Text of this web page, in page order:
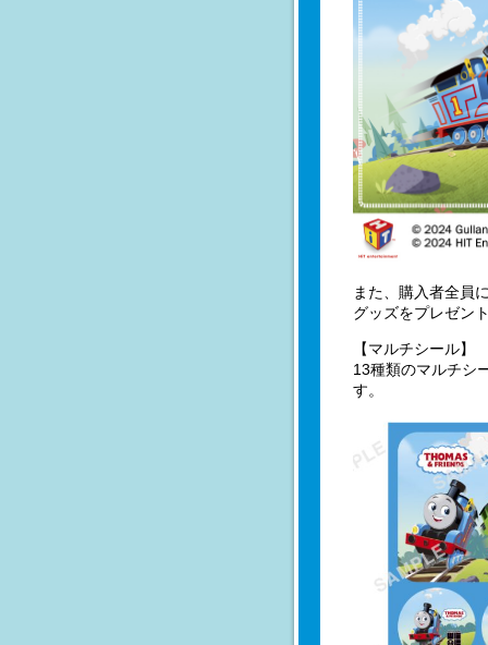
また、購入者全員
グッズをプレゼン
【マルチシール】
13種類のマルチシ
す。